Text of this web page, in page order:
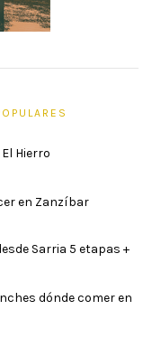
Hierro
en Zanzíbar
Sarria 5 etapas +
dónde comer en